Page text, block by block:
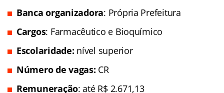
Banca organizadora: Própria Prefeitura
Cargos: Farmacêutico e Bioquímico
Escolaridade: nível superior
Número de vagas: CR
Remuneração: até R$ 2.671,13